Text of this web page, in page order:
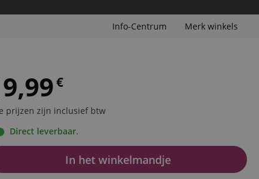
Info-Centrum Merk winkels
€
prijzen zijn inclusief btw
Direct leverbaar.
In het winkelmandje